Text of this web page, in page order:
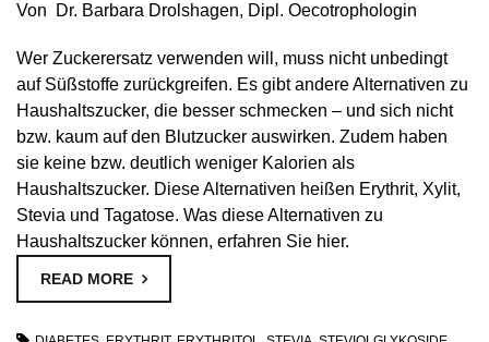
Von Dr. Barbara Drolshagen, Dipl. Oecotrophologin
Wer Zuckerersatz verwenden will, muss nicht unbedingt
auf Süßstoffe zurückgreifen. Es gibt andere Alternativen zu
Haushaltszucker, die besser schmecken – und sich nicht
bzw. kaum auf den Blutzucker auswirken. Zudem haben
sie keine bzw. deutlich weniger Kalorien als
Haushaltszucker. Diese Alternativen heißen Erythrit, Xylit,
Stevia und Tagatose. Was diese Alternativen zu
Haushaltszucker können, erfahren Sie hier.
READ MORE